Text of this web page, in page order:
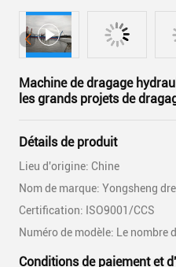
Machine de dragage
les grands projets de
Détails de produit
Lieu d'origine: Chine
Nom de marque: Yongsheng
Certification: ISO9001/CCS
Numéro de modèle: Le nombre
Conditions de paiement et